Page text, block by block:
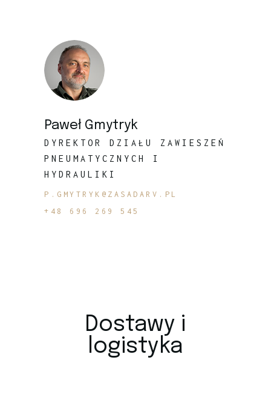
Paweł Gmytryk
DYREKTOR DZIAŁU ZAWIESZEŃ
PNEUMATYCZNYCH I
HYDRAULIKI
P.GMYTRYK@ZASADARV.PL
+48 696 269 545
Dostawy i
logistyka